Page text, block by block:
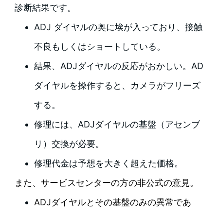
診断結果です。
ADJ ダイヤルの奥に埃が入っており、接触
不良もしくはショートしている。
結果、ADJダイヤルの反応がおかしい。AD
ダイヤルを操作すると、カメラがフリーズ
する。
修理には、ADJダイヤルの基盤（アセンブ
リ）交換が必要。
修理代金は予想を大きく超えた価格。
また、サービスセンターの方の非公式の意見。
ADJダイヤルとその基盤のみの異常であ